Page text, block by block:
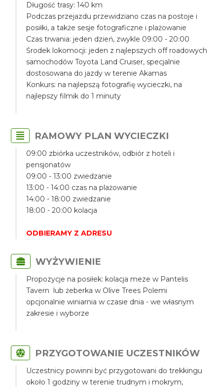
Długość trasy: 140 km
Podczas przejazdu przewidziano czas na postoje i
posiłki, a także sesje fotograficzne i plażowanie
Czas trwania: jeden dzień, zwykle 09:00 - 20:00
Środek lokomocji: jeden z najlepszych off roadowych
samochodów Toyota Land Cruiser, specjalnie
dostosowana do jazdy w terenie Akamas
Konkurs: na najlepszą fotografię wycieczki, na
najlepszy filmik do 1 minuty
RAMOWY PLAN WYCIECZKI
09:00 zbiórka uczestników, odbiór z hoteli i
pensjonatów
09:00 - 13:00 zwiedzanie
13:00 - 14:00 czas na plażowanie
14:00 - 18:00 zwiedzanie
18:00 - 20:00 kolacja
ODBIERAMY Z ADRESU
WYŻYWIENIE
Propozycje na posiłek: kolacja meze w Pantelis
Tavern lub żeberka w Olive Trees Polemi
opcjonalnie winiarnia w czasie dnia - we własnym
zakresie i wyborze
PRZYGOTOWANIE UCZESTNIKÓW
Uczestnicy powinni być przygotowani do trekkingu
około 1 godziny w terenie trudnym i mokrym,